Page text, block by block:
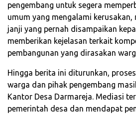
pengembang untuk segera
umum yang mengalami
janji yang pernah disampaikan
memberikan kejelasan terkait
pembangunan yang dirasakan
Hingga berita ini diturunkan,
warga dan pihak pengembang
Kantor Desa Darmareja. Mediasi
pemerintah desa dan mendapat